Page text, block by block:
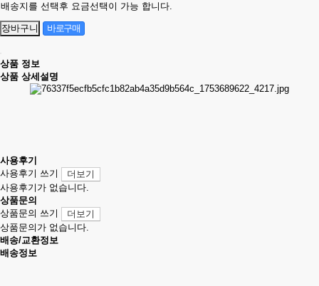
배송지를 선택후 요금선택이 가능 합니다.
상품 정보
상품 상세설명
사용후기
사용후기 쓰기
더보기
사용후기가 없습니다.
상품문의
상품문의 쓰기
더보기
상품문의가 없습니다.
배송/교환정보
배송정보